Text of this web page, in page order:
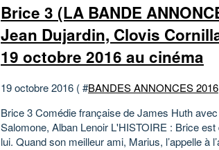
Brice 3 (LA BANDE
Jean Dujardin, Clovis
19 octobre 2016 au cinéma
19 octobre 2016 ( #BANDES ANNONCES 2016
Brice 3 Comédie française de James Huth
Salomone, Alban Lenoir L'HISTOIRE : Brice
lui. Quand son meilleur ami, Marius, l’appelle à